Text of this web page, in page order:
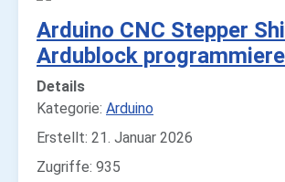
Arduino CNC Stepper
Ardublock
Details
Kategorie: Arduino
Erstellt: 21. Januar 2026
Zugriffe: 935